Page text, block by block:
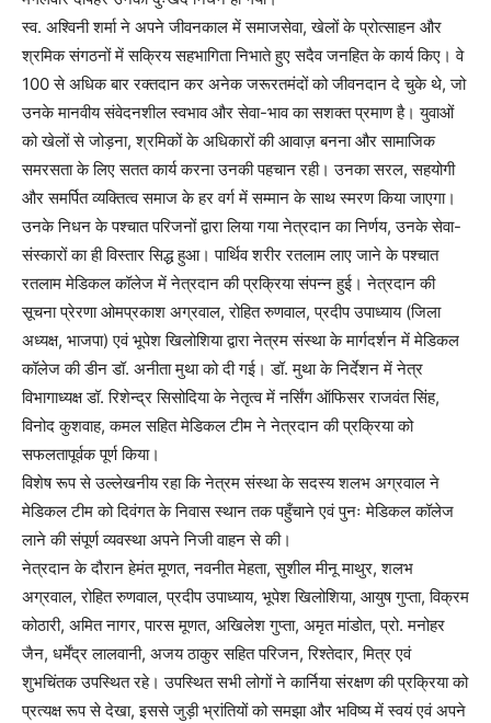
स्व. अश्विनी शर्मा ने अपने जीवनकाल में समाजसेवा, खेलों के प्रोत्साहन और
श्रमिक संगठनों में सक्रिय सहभागिता निभाते हुए सदैव जनहित के कार्य किए। वे
100 से अधिक बार रक्तदान कर अनेक जरूरतमंदों को जीवनदान दे चुके थे, जो
उनके मानवीय संवेदनशील स्वभाव और सेवा-भाव का सशक्त प्रमाण है। युवाओं
को खेलों से जोड़ना, श्रमिकों के अधिकारों की आवाज़ बनना और सामाजिक
समरसता के लिए सतत कार्य करना उनकी पहचान रही। उनका सरल, सहयोगी
और समर्पित व्यक्तित्व समाज के हर वर्ग में सम्मान के साथ स्मरण किया जाएगा।
उनके निधन के पश्चात परिजनों द्वारा लिया गया नेत्रदान का निर्णय, उनके सेवा-
संस्कारों का ही विस्तार सिद्ध हुआ। पार्थिव शरीर रतलाम लाए जाने के पश्चात
रतलाम मेडिकल कॉलेज में नेत्रदान की प्रक्रिया संपन्न हुई। नेत्रदान की
सूचना प्रेरणा ओमप्रकाश अग्रवाल, रोहित रुणवाल, प्रदीप उपाध्याय (जिला
अध्यक्ष, भाजपा) एवं भूपेश खिलोशिया द्वारा नेत्रम संस्था के मार्गदर्शन में मेडिकल
कॉलेज की डीन डॉ. अनीता मुथा को दी गई। डॉ. मुथा के निर्देशन में नेत्र
विभागाध्यक्ष डॉ. रिशेन्द्र सिसोदिया के नेतृत्व में नर्सिंग ऑफिसर राजवंत सिंह,
विनोद कुशवाह, कमल सहित मेडिकल टीम ने नेत्रदान की प्रक्रिया को
सफलतापूर्वक पूर्ण किया।
विशेष रूप से उल्लेखनीय रहा कि नेत्रम संस्था के सदस्य शलभ अग्रवाल ने
मेडिकल टीम को दिवंगत के निवास स्थान तक पहुँचाने एवं पुनः मेडिकल कॉलेज
लाने की संपूर्ण व्यवस्था अपने निजी वाहन से की।
नेत्रदान के दौरान हेमंत मूणत, नवनीत मेहता, सुशील मीनू माथुर, शलभ
अग्रवाल, रोहित रुणवाल, प्रदीप उपाध्याय, भूपेश खिलोशिया, आयुष गुप्ता, विक्रम
कोठारी, अमित नागर, पारस मूणत, अखिलेश गुप्ता, अमृत मांडोत, प्रो. मनोहर
जैन, धर्मेंद्र लालवानी, अजय ठाकुर सहित परिजन, रिश्तेदार, मित्र एवं
शुभचिंतक उपस्थित रहे। उपस्थित सभी लोगों ने कार्निया संरक्षण की प्रक्रिया को
प्रत्यक्ष रूप से देखा, इससे जुड़ी भ्रांतियों को समझा और भविष्य में स्वयं एवं अपने